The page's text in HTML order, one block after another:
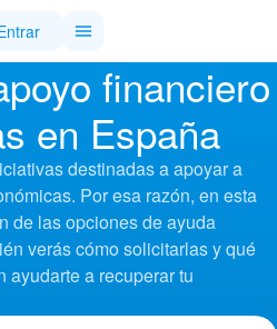
financiero
en España
destinadas a apoyar a
Por esa razón, en esta
de las opciones de ayuda
verás cómo solicitarlas y qué
ayudarte a recuperar tu